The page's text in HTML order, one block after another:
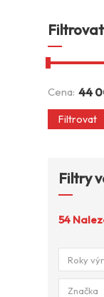
Cena: 44
Filtrovat
Filtry
54
Roky
Značka